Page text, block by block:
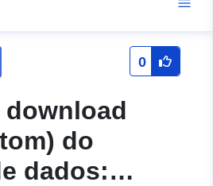
0
download
do
dados: